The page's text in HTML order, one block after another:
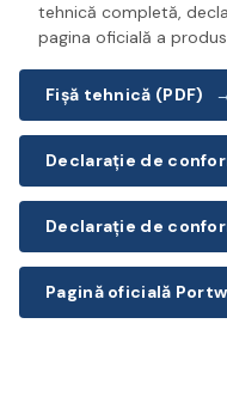
tehnică completă,
pagina oficială a
Fișă tehnică (PDF) →
Declarație de
Declarație de
Pagină oficială